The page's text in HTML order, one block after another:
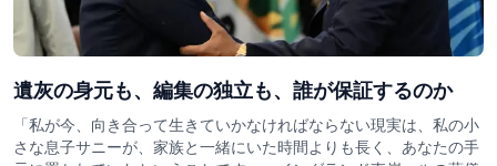
遺灰の身元も、編集の独立も、誰が保証するのか
「私が今、向き合って生きていかなければならない現実は、私の小
さな息子サニーが、家族と一緒にいた時間よりも長く、あなたの手